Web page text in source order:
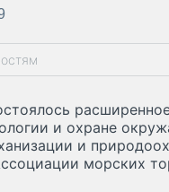
и охране
и
морских